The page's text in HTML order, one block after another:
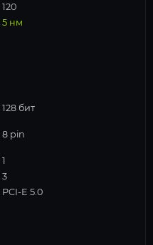
120
5 нм
128 бит
8 pin
1
3
PCI-E 5.0